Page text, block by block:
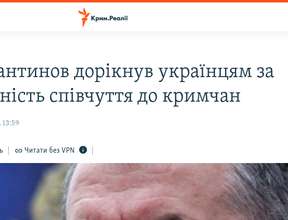
дорікнув українцям за
співчуття до кримчан
13:59
Читати без VPN